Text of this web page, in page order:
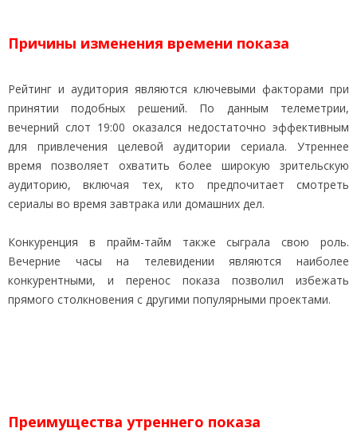
Причины изменения времени показа
Рейтинг и аудитория являются ключевыми факторами при
принятии подобных решений. По данным телеметрии,
вечерний слот 19:00 оказался недостаточно эффективным
для привлечения целевой аудитории сериала. Утреннее
время позволяет охватить более широкую зрительскую
аудиторию, включая тех, кто предпочитает смотреть
сериалы во время завтрака или домашних дел.
Конкуренция в прайм-тайм также сыграла свою роль.
Вечерние часы на телевидении являются наиболее
конкурентными, и перенос показа позволил избежать
прямого столкновения с другими популярными проектами.
Преимущества утреннего показа